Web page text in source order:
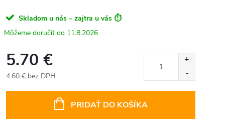
Skladom u nás – zajtra u vás ⏱️
11.8.2026
5.70 €
4.60 € bez DPH
PRIDAŤ DO KOŠÍKA